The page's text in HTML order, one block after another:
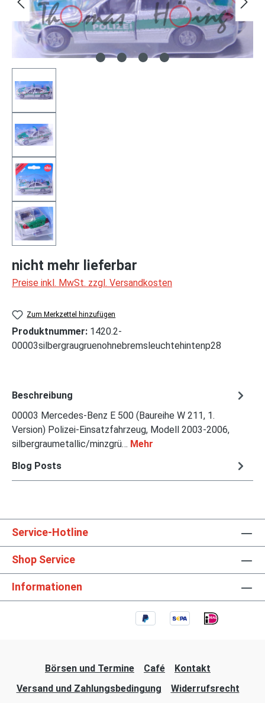
nicht mehr lieferbar
Preise inkl. MwSt. zzgl. Versandkosten
Zum Merkzettel hinzufügen
Produktnummer: 1420.2-
00003silbergraugruenohnebremsleuchtehintenp28
Beschreibung
00003 Mercedes-Benz E 500 (Baureihe W 211, 1.
Version) Polizei-Einsatzfahrzeug, Modell 2003-2006,
silbergraumetallic/minzgrü… Mehr
Blog Posts
Service-Hotline
Shop Service
Informationen
Börsen und Termine Café
Kontakt
Versand und Zahlungsbedingung
Widerrufsrecht